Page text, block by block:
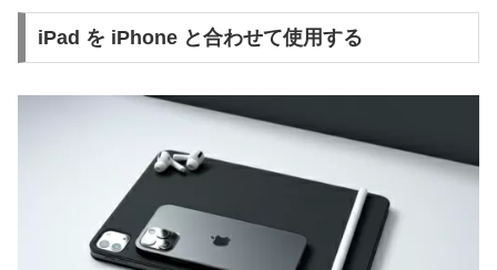
iPad を iPhone と合わせて使用する